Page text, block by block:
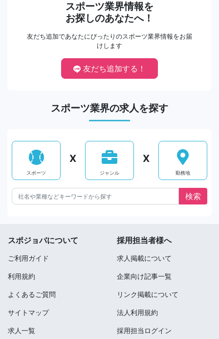
スポーツ業界情報を
お探しのあなたへ！
友だち追加であなたにぴったりのスポーツ業界情報をお届
けします
友だち追加する！
スポーツ業界の求人を探す
スポーツ
X
ジャンル
X
勤務地
スポジョバについて
ご利用ガイド
利用規約
よくあるご質問
サイトマップ
求人一覧
採用担当者様へ
求人掲載について
企業向け記事一覧
リンク掲載について
法人利用規約
採用担当ログイン